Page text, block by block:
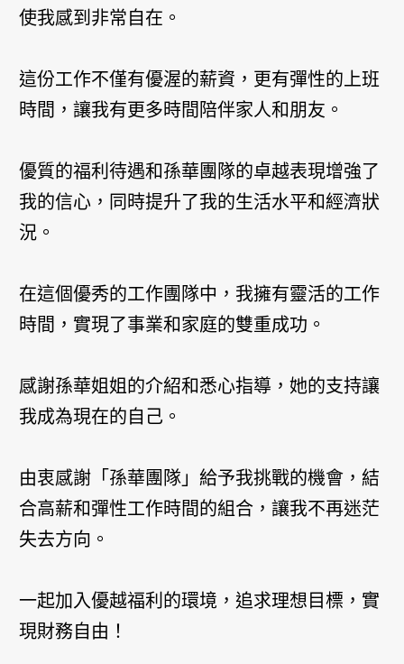
使我感到非常自在。
這份工作不僅有優渥的薪資，更有彈性的上班
時間，讓我有更多時間陪伴家人和朋友。
優質的福利待遇和孫華團隊的卓越表現增強了
我的信心，同時提升了我的生活水平和經濟狀
況。
在這個優秀的工作團隊中，我擁有靈活的工作
時間，實現了事業和家庭的雙重成功。
感謝孫華姐姐的介紹和悉心指導，她的支持讓
我成為現在的自己。
由衷感謝「孫華團隊」給予我挑戰的機會，結
合高薪和彈性工作時間的組合，讓我不再迷茫
失去方向。
一起加入優越福利的環境，追求理想目標，實
現財務自由！